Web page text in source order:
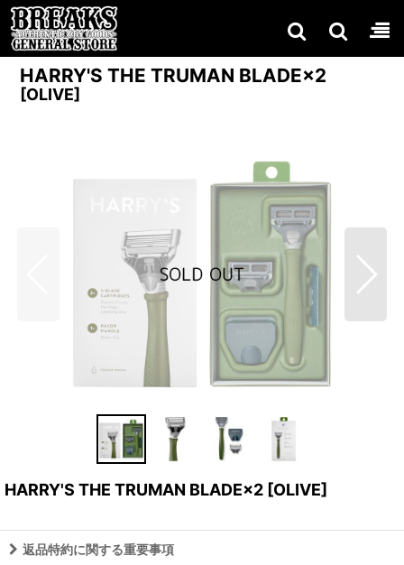
HARRY'S THE TRUMAN BLADE×2
[OLIVE]
HARRY'S THE TRUMAN BLADE×2 [OLIVE]
返品特約に関する重要事項